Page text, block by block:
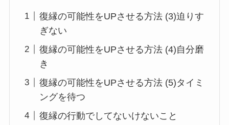
復縁の可能性をUPさせる方法 (3)迫りす
ぎない
復縁の可能性をUPさせる方法 (4)自分磨
き
復縁の可能性をUPさせる方法 (5)タイミ
ングを待つ
復縁の行動でしてないけないこと